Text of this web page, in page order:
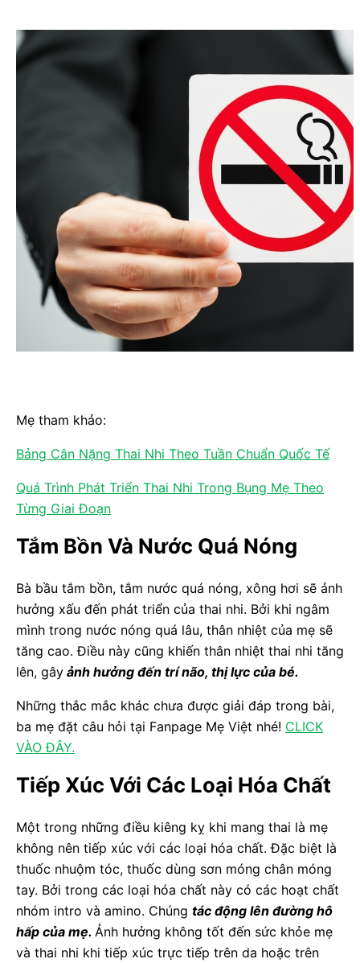
Mẹ tham khảo:
Bảng Cân Nặng Thai Nhi Theo Tuần Chuẩn Quốc Tế
Quá Trình Phát Triển Thai Nhi Trong Bụng Mẹ Theo
Từng Giai Đoạn
Tắm Bồn Và Nước Quá Nóng
Bà bầu tắm bồn, tắm nước quá nóng, xông hơi sẽ ảnh
hưởng xấu đến phát triển của thai nhi. Bởi khi ngâm
mình trong nước nóng quá lâu, thân nhiệt của mẹ sẽ
tăng cao. Điều này cũng khiến thân nhiệt thai nhi tăng
lên, gây ảnh hưởng đến trí não, thị lực của bé.
Những thắc mắc khác chưa được giải đáp trong bài,
ba mẹ đặt câu hỏi tại Fanpage Mẹ Việt nhé! CLICK
VÀO ĐÂY.
Tiếp Xúc Với Các Loại Hóa Chất
Một trong những điều kiêng kỵ khi mang thai là mẹ
không nên tiếp xúc với các loại hóa chất. Đặc biệt là
thuốc nhuộm tóc, thuốc dùng sơn móng chân móng
tay. Bởi trong các loại hóa chất này có các hoạt chất
nhóm intro và amino. Chúng tác động lên đường hô
hấp của mẹ. Ảnh hưởng không tốt đến sức khỏe mẹ
và thai nhi khi tiếp xúc trực tiếp trên da hoặc trên